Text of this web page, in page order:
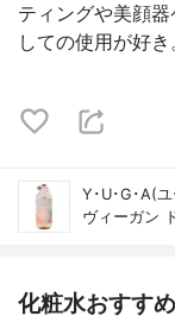
ティングや美顔
しての使用が好
Y･U･G･A(
ヴィーガン
化粧水おすす